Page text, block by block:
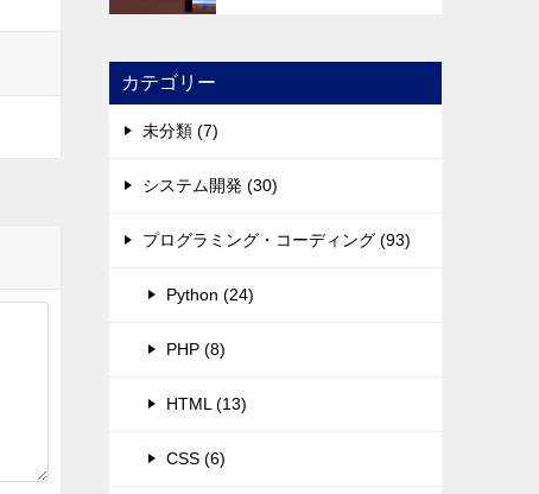
カテゴリー
未分類 (7)
システム開発 (30)
プログラミング・コーディング (93)
Python (24)
PHP (8)
HTML (13)
CSS (6)